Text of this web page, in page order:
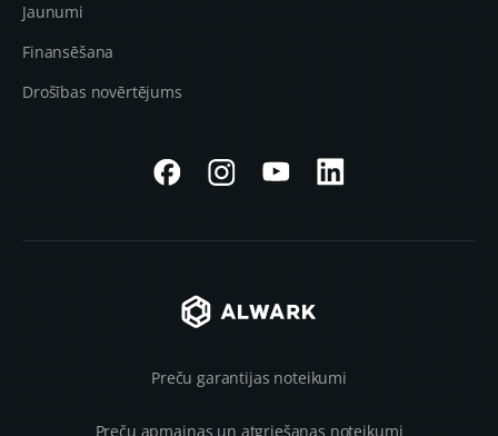
Jaunumi
Finansēšana
Drošības novērtējums
Preču garantijas noteikumi
Preču apmaiņas un atgriešanas noteikumi